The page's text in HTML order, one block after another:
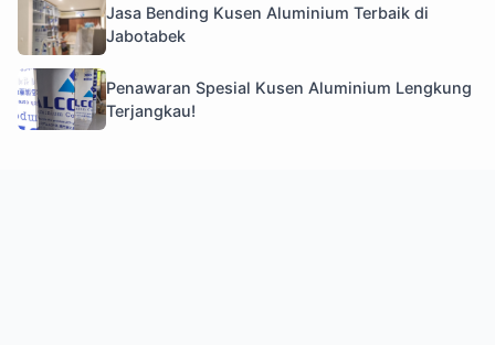
Jasa Bending Kusen Aluminium Terbaik di
Jabotabek
Penawaran Spesial Kusen Aluminium Lengkung
Terjangkau!